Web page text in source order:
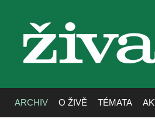
živa
ARCHIV O ŽIVĚ TÉMATA